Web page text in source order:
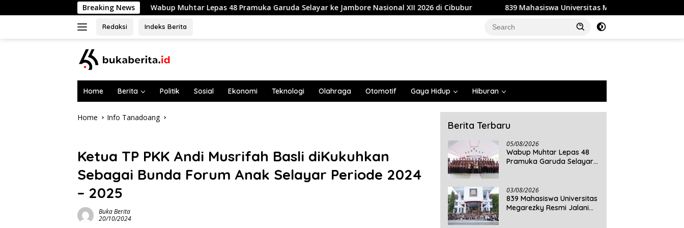
to
Breaking News
Wabup Muhtar Lepas 48 Pramuka Garuda Selayar ke Jambore Nasional XII 2026 di Cibubur 839 Mahasiswa Universitas Megarezky Resmi Jalani KKN Tematik, Siap
Redaksi Indeks Berita
Home Berita Politik Sosial Ekonomi Teknologi Olahraga Otomotif Gaya Hidup Hiburan
Home Info Tanadoang
Ketua TP PKK Andi Musrifah Basli diKukuhkan
Sebagai Bunda Forum Anak Selayar Periode 2024
– 2025
Buka Berita
20/10/2024
Berita Terbaru
05/08/2026
Wabup Muhtar Lepas 48
Pramuka Garuda Selayar
03/08/2026
839 Mahasiswa Universitas
Megarezky Resmi Jalani